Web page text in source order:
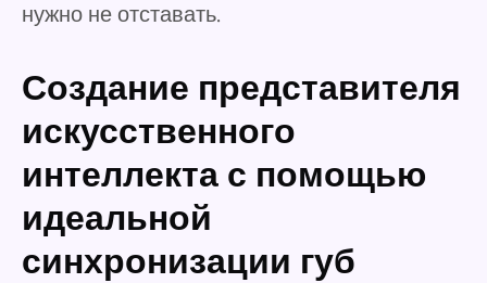
нужно не отставать.
Создание представителя
искусственного
интеллекта с помощью
идеальной
синхронизации губ